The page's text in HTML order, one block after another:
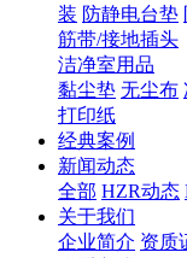
装 防静电台垫
筋带/接地插头
洁净室用品
黏尘垫 无尘布
打印纸
经典案例
新闻动态
全部 HZR动态
关于我们
企业简介 资质